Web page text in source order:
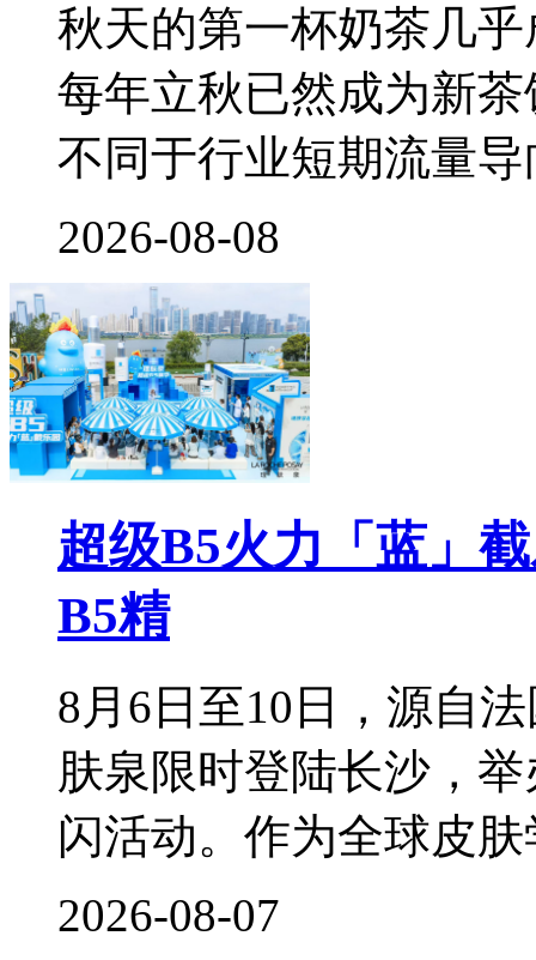
秋天的第一杯奶茶几
每年立秋已然成为新
不同于行业短期流量
2026-08-08
超级B5火力「蓝」
B5精
8月6日至10日，源自
肤泉限时登陆长沙，
闪活动。作为全球皮
2026-08-07